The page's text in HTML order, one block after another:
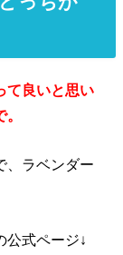
て良いと思い
、ラベンダー
公式ページ↓